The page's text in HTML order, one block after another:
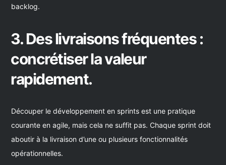
backlog.
3. Des livraisons fréquentes :
concrétiser la valeur
rapidement.
Découper le développement en sprints est une pratique
courante en agile, mais cela ne suffit pas. Chaque sprint doit
aboutir à la livraison d’une ou plusieurs fonctionnalités
opérationnelles.